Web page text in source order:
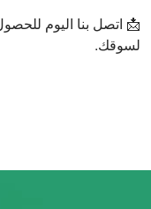
📩 اتصل بنا اليوم
لسوقك.